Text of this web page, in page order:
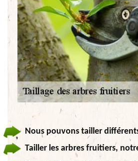
Nous pouvons tailler
Tailler les arbres fruitiers,